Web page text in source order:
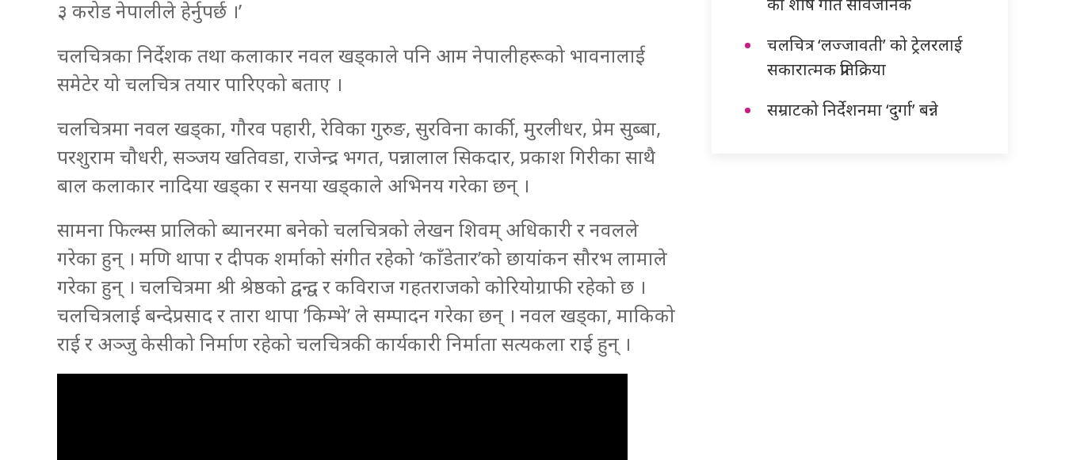
३ करोड नेपालीले हेर्नुपर्छ ।’
चलचित्रका निर्देशक तथा कलाकार नवल खड्काले पनि आम नेपालीहरूको भावनालाई
समेटेर यो चलचित्र तयार पारिएको बताए ।
चलचित्रमा नवल खड्का, गौरव पहारी, रेविका गुरुङ, सुरविना कार्की, मुरलीधर, प्रेम सुब्बा,
परशुराम चौधरी, सञ्जय खतिवडा, राजेन्द्र भगत, पन्नालाल सिकदार, प्रकाश गिरीका साथै
बाल कलाकार नादिया खड्का र सनया खड्काले अभिनय गरेका छन् ।
सामना फिल्म्स प्रालिको ब्यानरमा बनेको चलचित्रको लेखन शिवम् अधिकारी र नवलले
गरेका हुन् । मणि थापा र दीपक शर्माको संगीत रहेको ‘काँडेतार’को छायांकन सौरभ लामाले
गरेका हुन् । चलचित्रमा श्री श्रेष्ठको द्वन्द्व र कविराज गहतराजको कोरियोग्राफी रहेको छ ।
चलचित्रलाई बन्देप्रसाद र तारा थापा ’किम्भे’ ले सम्पादन गरेका छन् । नवल खड्का, माकिको
राई र अञ्जु केसीको निर्माण रहेको चलचित्रकी कार्यकारी निर्माता सत्यकला राई हुन् ।
चलचित्र ‘लज्जावती’ को ट्रेलरलाई
सकारात्मक प्रतिक्रिया
सम्राटको निर्देशनमा ‘दुर्गा’ बन्ने